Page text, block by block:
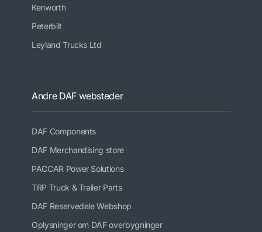
Kenworth
Peterbilt
Leyland Trucks Ltd
Andre DAF websteder
DAF Components
DAF Merchandising store
PACCAR Power Solutions
TRP Truck & Trailer Parts
DAF Reservedele Webshop
Oplysninger om DAF overbygninger